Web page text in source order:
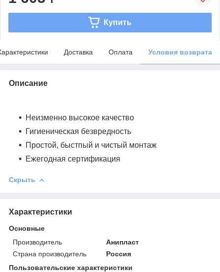
Купить
Доставка Оплата Условия возврата
Описание
Неизменно высокое качество
Гигиеническая безвредность
Простой, быстпый и чистый монтаж
Ежегодная сертификация
Скрыть
Характеристики
Основные
Производитель
Анипласт
Страна производитель
Россия
Пользовательские характеристики